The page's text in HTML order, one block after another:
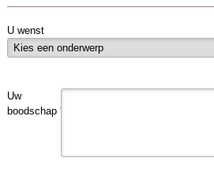
U wenst
Uw
boodschap *